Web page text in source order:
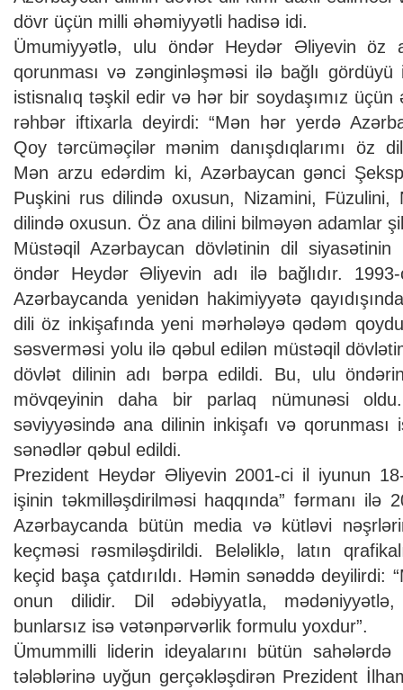
dövr üçün milli əhəmiyyətli hadisə idi.
Ümumiyyətlə, ulu öndər Heydər Əliyevin öz
qorunması və zənginləşməsi ilə bağlı
istisnalıq təşkil edir və hər bir soydaşımız
rəhbər iftixarla deyirdi: “Mən hər yerdə
Qoy tərcüməçilər mənim danışdıqlarımı öz
Mən arzu edərdim ki, Azərbaycan gənci
Puşkini rus dilində oxusun, Nizamini, Füzulini,
dilində oxusun. Öz ana dilini bilməyən adamlar
Müstəqil Azərbaycan dövlətinin dil
öndər Heydər Əliyevin adı ilə bağlıdır.
Azərbaycanda yenidən hakimiyyətə
dili öz inkişafında yeni mərhələyə qədəm
səsverməsi yolu ilə qəbul edilən müstəqil
dövlət dilinin adı bərpa edildi. Bu, ulu
mövqeyinin daha bir parlaq nümunəsi
səviyyəsində ana dilinin inkişafı və qorunması
sənədlər qəbul edildi.
Prezident Heydər Əliyevin 2001-ci il iyunun
işinin təkmilləşdirilməsi haqqında” fərmanı ilə
Azərbaycanda bütün media və kütləvi
keçməsi rəsmiləşdirildi. Beləliklə, latın
keçid başa çatdırıldı. Həmin sənəddə deyilirdi:
onun dilidir. Dil ədəbiyyatla, mədəniyyətlə,
bunlarsız isə vətənpərvərlik formulu yoxdur”.
Ümummilli liderin ideyalarını bütün
tələblərinə uyğun gerçəkləşdirən Prezident